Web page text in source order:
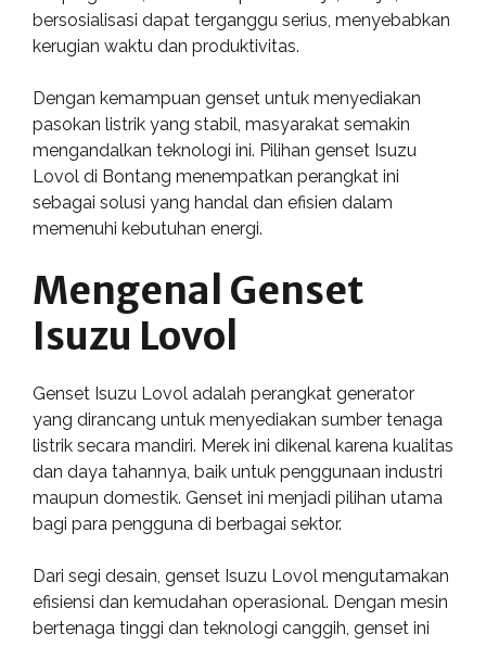
bersosialisasi dapat terganggu serius, menyebabkan
kerugian waktu dan produktivitas.
Dengan kemampuan genset untuk menyediakan
pasokan listrik yang stabil, masyarakat semakin
mengandalkan teknologi ini. Pilihan genset Isuzu
Lovol di Bontang menempatkan perangkat ini
sebagai solusi yang handal dan efisien dalam
memenuhi kebutuhan energi.
Mengenal Genset
Isuzu Lovol
Genset Isuzu Lovol adalah perangkat generator
yang dirancang untuk menyediakan sumber tenaga
listrik secara mandiri. Merek ini dikenal karena kualitas
dan daya tahannya, baik untuk penggunaan industri
maupun domestik. Genset ini menjadi pilihan utama
bagi para pengguna di berbagai sektor.
Dari segi desain, genset Isuzu Lovol mengutamakan
efisiensi dan kemudahan operasional. Dengan mesin
bertenaga tinggi dan teknologi canggih, genset ini